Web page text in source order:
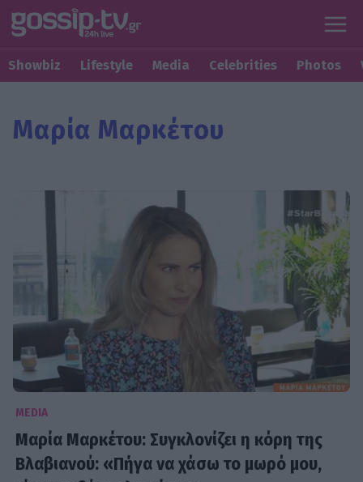
Showbiz Lifestyle Media Celebrities Photos
Μαρία Μαρκέτου
MEDIA
Μαρία Μαρκέτου: Συγκλονίζει η κόρη της
Βλαβιανού: «Πήγα να χάσω το μωρό μου,